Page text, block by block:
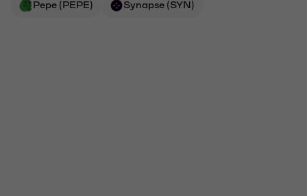
Pepe (PEPE) Synapse (SYN)